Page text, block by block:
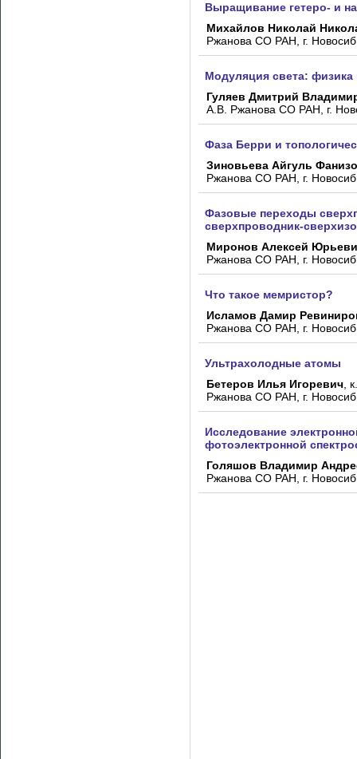
Выращивание гетеро- и
Михайлов Николай
Ржанова СО РАН, г.
Модуляция света: физика
Гуляев Дмитрий
А.В. Ржанова СО РАН, г.
Фаза Берри и
Зиновьева Айгуль
Ржанова СО РАН, г.
Фазовые переходы
сверхпроводник-
Миронов Алексей
Ржанова СО РАН, г.
Что такое мемристор?
Исламов Дамир
Ржанова СО РАН, г.
Ультрахолодные атомы
Бетеров Илья Игоревич ,
Ржанова СО РАН, г.
Исследование
фотоэлектронной
Голяшов Владимир
Ржанова СО РАН, г.